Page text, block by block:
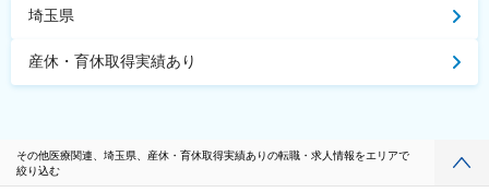
埼玉県
産休・育休取得実績あり
その他医療関連、埼玉県、産休・育休取得実績ありの転職・求人情報をエリアで
絞り込む